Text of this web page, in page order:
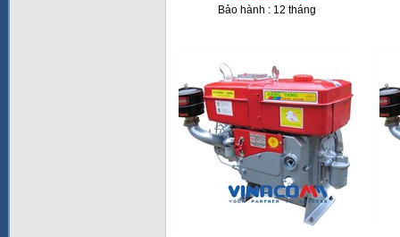
Bảo hành : 12 tháng